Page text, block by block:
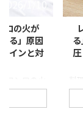
2026/1/10
ロの火が
る」原因
インと対
っぽくなっ
料
て